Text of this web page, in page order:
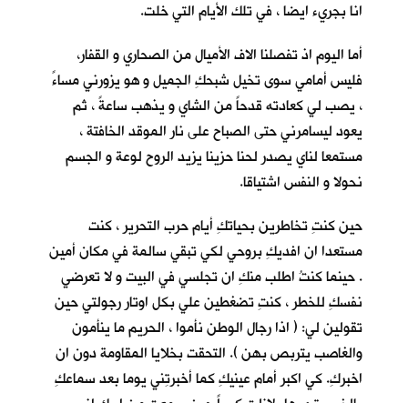
انا بجريء ايضا ، في تلك الأيام التي خلت.
أما اليوم اذ تفصلنا الاف الأميال من الصحاري و القفار،
فليس أمامي سوى تخيل شبحكِ الجميل و هو يزورني مساءً
، يصب لي كعادته قدحاً من الشاي و يذهب ساعةً ، ثم
يعود ليسامرني حتى الصباح على نار الموقد الخافتة ،
مستمعا لناي يصدر لحنا حزينا يزيد الروح لوعة و الجسم
نحولا و النفس اشتياقا.
حين كنتِ تخاطرين بحياتكِ أيام حرب التحرير ، كنت
مستعدا ان افديكِ بروحي لكي تبقي سالمة في مكان أمين
. حينما كنتُ اطلب منكِ ان تجلسي في البيت و لا تعرضي
نفسكِ للخطر ، كنتِ تضغطين علي بكل اوتار رجولتي حين
تقولين لي: ( اذا رجال الوطن نأموا ، الحريم ما ينأمون
والغاصب يتربص بهن ). التحقت بخلايا المقاومة دون ان
اخبركِ. كي اكبر أمام عينيكِ كما أخبرتِني يوما بعد سماعكِ